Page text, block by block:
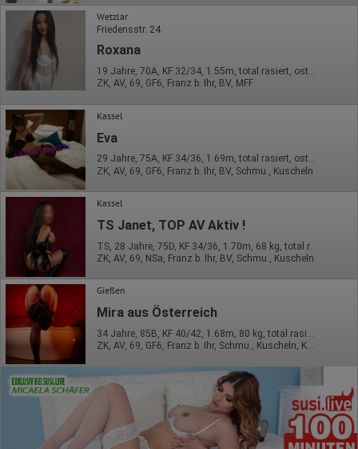
Wetzlar
Friedensstr. 24
Roxana
19 Jahre, 70A, KF 32/34, 1.55m, total rasiert, osteuropäisch
ZK, AV, 69, GF6, Franz b. Ihr, BV, MFF
Kassel
Eva
29 Jahre, 75A, KF 34/36, 1.69m, total rasiert, osteuropäisch
ZK, AV, 69, GF6, Franz b. Ihr, BV, Schmu., Kuscheln
Kassel
TS Janet, TOP AV Aktiv !
ZK, AV, 69, NSa, Franz b. Ihr, BV, Schmu., Kuscheln
Gießen
Mira aus Österreich
34 Jahre, 85B, KF 40/42, 1.68m, 80 kg, total rasiert, mitteleuropäisch
ZK, AV, 69, GF6, Franz b. Ihr, Schmu., Kuscheln, Körperküs.